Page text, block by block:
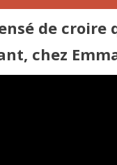
de
chez